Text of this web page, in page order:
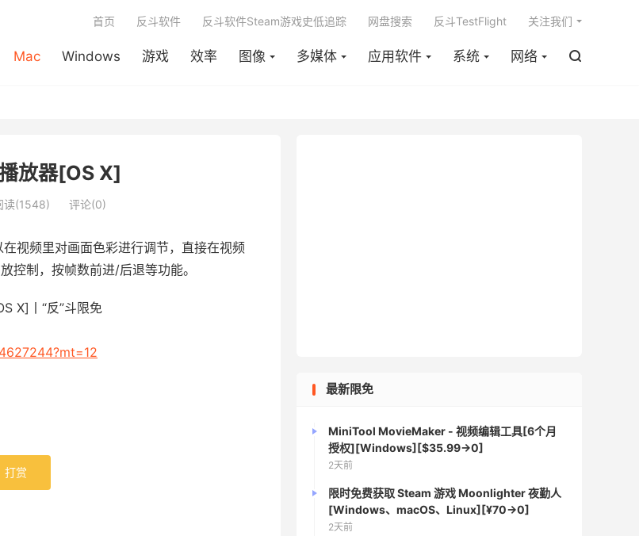
Mac Windows 游戏 效率 图像 多媒体 应用软件 系统 网络 
首页 反斗软件 反斗软件Steam游戏史低追踪 网盘搜索 反斗TestFlight 关注我们
放器[OS X]
读(1548) 评论(0)
视频里对画面色彩进行调节，直接在视频
控制，按帧数前进/后退等功能。
打赏
最新限免
MiniTool MovieMaker - 视频编辑工具[6个月
授权][Windows][$35.99→0]
2天前
限时免费获取 Steam 游戏 Moonlighter 夜勤人
[Windows、macOS、Linux][¥70→0]
2天前